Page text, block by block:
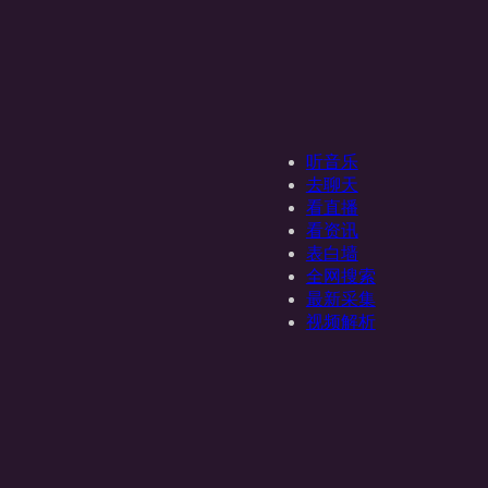
听音乐
去聊天
看直播
看资讯
表白墙
全网搜索
最新采集
视频解析